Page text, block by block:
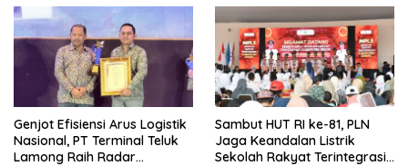
Genjot Efisiensi Arus Logistik
Nasional, PT Terminal Teluk
Lamong Raih Radar
Sambut HUT RI ke-81, PLN
Jaga Keandalan Listrik
Sekolah Rakyat Terintegrasi 1